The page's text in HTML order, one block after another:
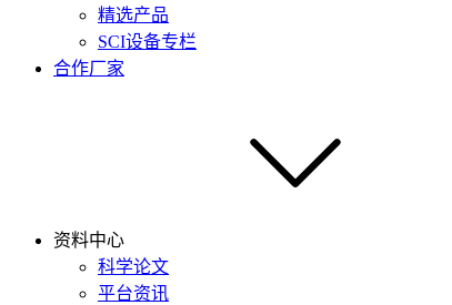
精选产品
SCI设备专栏
合作厂家
资料中心
科学论文
平台资讯